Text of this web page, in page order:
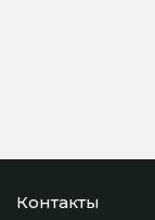
Контакты